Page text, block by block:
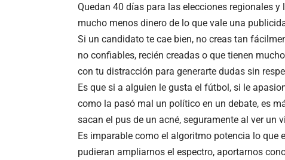
Quedan 40 días para las elecciones regionales
mucho menos dinero de lo que vale una
Si un candidato te cae bien, no creas tan
no confiables, recién creadas o que tienen
con tu distracción para generarte dudas sin
Es que si a alguien le gusta el fútbol, si le
como la pasó mal un político en un debate, es
sacan el pus de un acné, seguramente al ver
Es imparable como el algoritmo potencia lo que
pudieran ampliarnos el espectro, aportarnos